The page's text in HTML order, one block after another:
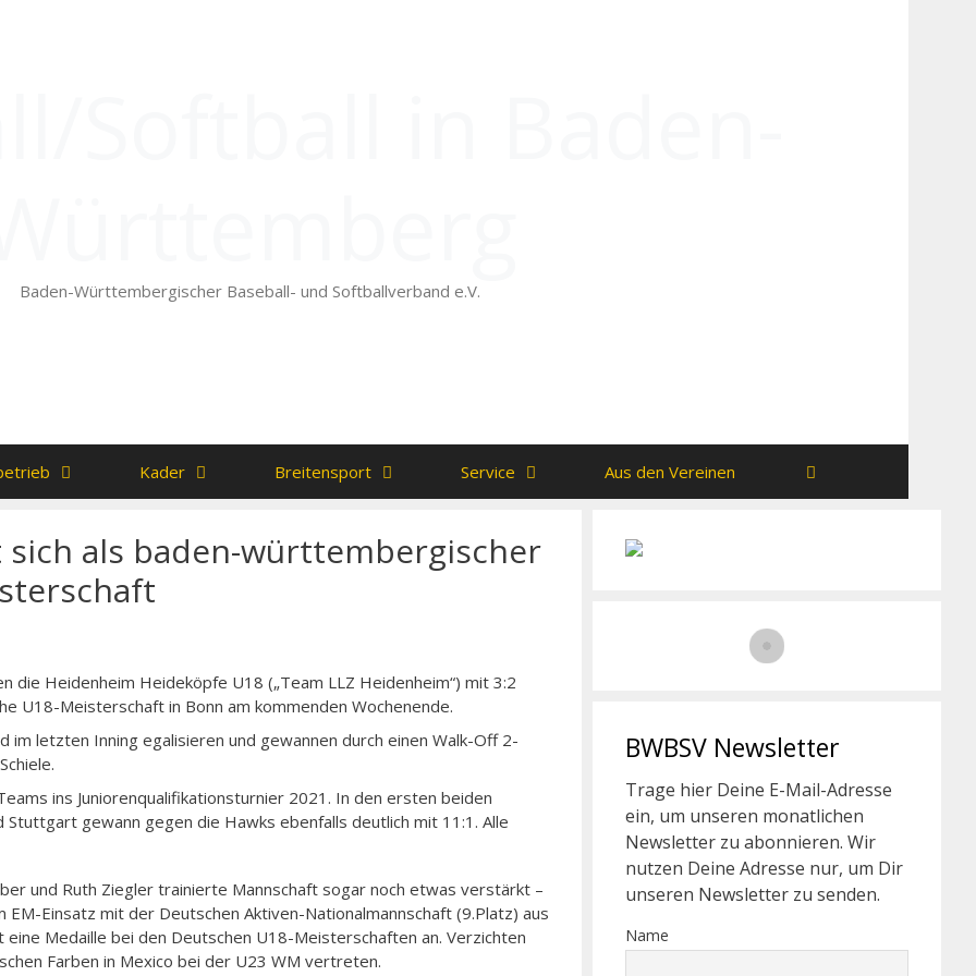
Baden-Württembergischer Baseball- und Softballverband e.V.
Kader Breitensport Service Aus den Vereinen
als baden-württembergischer
die Heidenheim Heideköpfe U18 („Team LLZ Heidenheim“) mit 3:2
U18-Meisterschaft in Bonn am kommenden Wochenende.
im letzten Inning egalisieren und gewannen durch einen Walk-Off 2-
ins Juniorenqualifikationsturnier 2021. In den ersten beiden
gewann gegen die Hawks ebenfalls deutlich mit 11:1. Alle
und Ruth Ziegler trainierte Mannschaft sogar noch etwas verstärkt –
Einsatz mit der Deutschen Aktiven-Nationalmannschaft (9.Platz) aus
Medaille bei den Deutschen U18-Meisterschaften an. Verzichten
Farben in Mexico bei der U23 WM vertreten.
BWBSV Newsletter
Trage hier Deine E-Mail-Adresse
ein, um unseren monatlichen
Newsletter zu abonnieren. Wir
nutzen Deine Adresse nur, um Dir
unseren Newsletter zu senden.
Name